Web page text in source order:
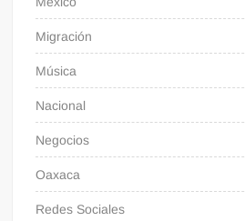
Migración
Música
Nacional
Negocios
Oaxaca
Redes Sociales